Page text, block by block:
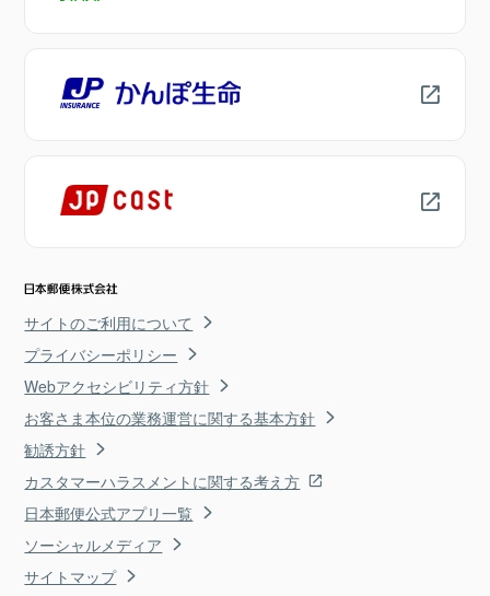
サイトのご利用について
プライバシーポリシー
Webアクセシビリティ方針
お客さま本位の業務運営に関する基本方針
勧誘方針
カスタマーハラスメントに関する考え方
日本郵便公式アプリ一覧
ソーシャルメディア
サイトマップ